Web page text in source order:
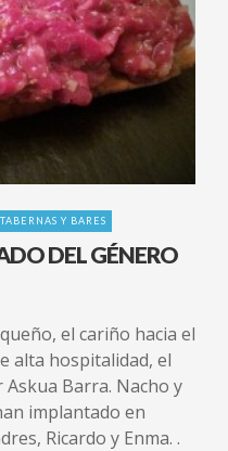
TABERNAS Y BARES
DEL GÉNERO
el cariño hacia el
alta hospitalidad, el
Barra. Nacho y
implantado en
Ricardo y Enma. .